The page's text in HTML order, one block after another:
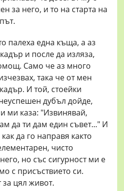
за него, и то на старта на
палеха една къща, а аз
и после да изляза,
Само че аз много
така че от мен
И той, стоейки
дубъл дойде,
ми каза: "Извинявай,
да ти дам един съвет..." И
да го направя както
чисто
но със сигурност ми е
с присъствието си.
за цял живот.